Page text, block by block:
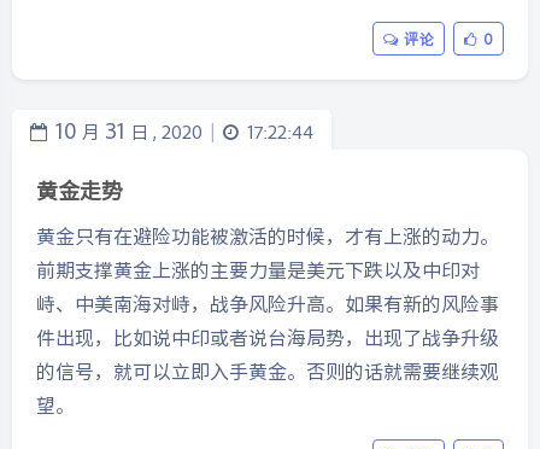
评论 0
10 月 31 日 , 2020 | 17:22:44
黄金走势
黄金只有在避险功能被激活的时候，才有上涨的动力。
前期支撑黄金上涨的主要力量是美元下跌以及中印对
峙、中美南海对峙，战争风险升高。如果有新的风险事
件出现，比如说中印或者说台海局势，出现了战争升级
的信号，就可以立即入手黄金。否则的话就需要继续观
望。